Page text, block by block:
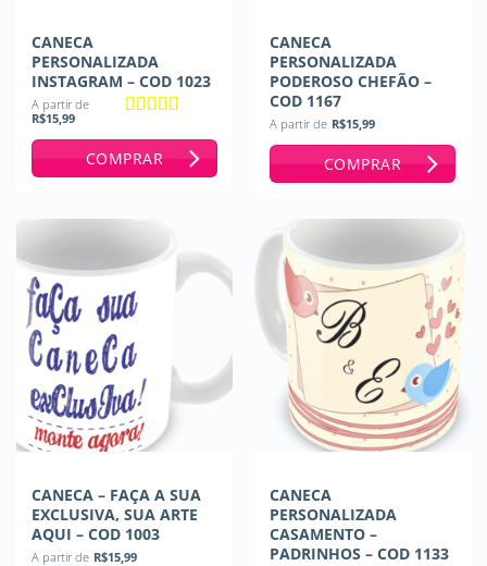
CANECA
PERSONALIZADA
INSTAGRAM – COD 1023
A partir de
R$15,99
COMPRAR
CANECA
PERSONALIZADA
PODEROSO CHEFÃO –
COD 1167
A partir de R$15,99
COMPRAR
CANECA – FAÇA A SUA
EXCLUSIVA, SUA ARTE
AQUI – COD 1003
A partir de R$15,99
CANECA
PERSONALIZADA
CASAMENTO –
PADRINHOS – COD 1133